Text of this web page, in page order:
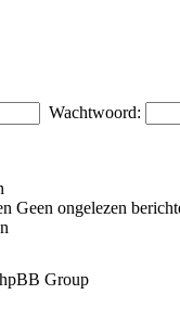
Wachtwoord:
Geen ongelezen
Group